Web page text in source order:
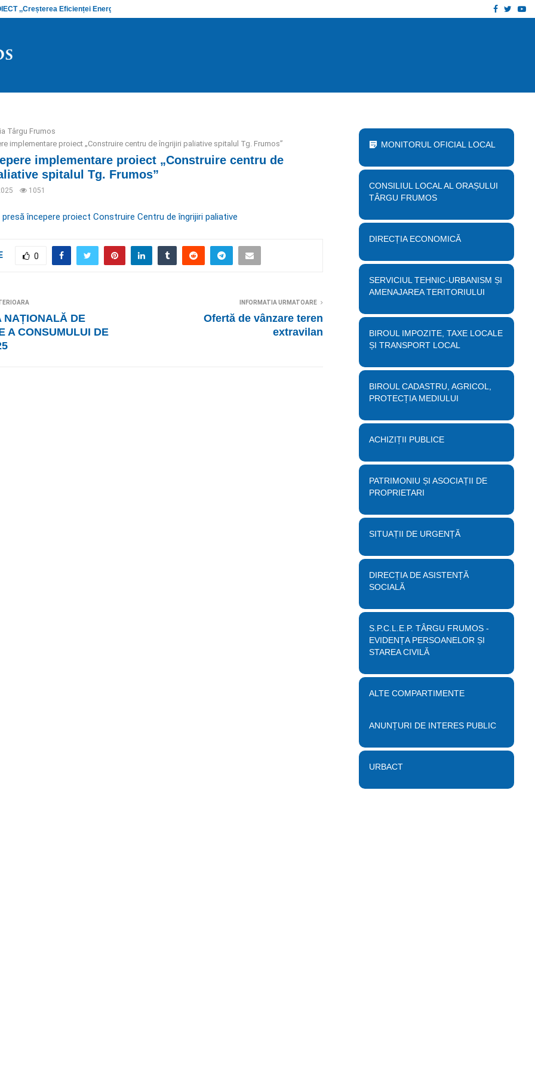
,,Creșterea Eficienței Energetice și… Facebook
Târgu Frumos
implementare proiect „Construire centru de îngrijiri paliative spitalul Tg. Frumos”
implementare proiect „Construire centru de
spitalul Tg. Frumos”
1051
începere proiect Construire Centru de îngrijiri paliative
0
NAȚIONALĂ DE
A CONSUMULUI DE
INFORMATIA URMATOARE
Ofertă de vânzare teren
extravilan
MONITORUL OFICIAL LOCAL
CONSILIUL LOCAL AL ORAȘULUI
TÂRGU FRUMOS
DIRECȚIA ECONOMICĂ
SERVICIUL TEHNIC-URBANISM ȘI
AMENAJAREA TERITORIULUI
BIROUL IMPOZITE, TAXE LOCALE
ȘI TRANSPORT LOCAL
BIROUL CADASTRU, AGRICOL,
PROTECȚIA MEDIULUI
ACHIZIȚII PUBLICE
PATRIMONIU ȘI ASOCIAȚII DE
PROPRIETARI
SITUAȚII DE URGENȚĂ
DIRECȚIA DE ASISTENȚĂ
SOCIALĂ
S.P.C.L.E.P. TÂRGU FRUMOS -
EVIDENȚA PERSOANELOR ȘI
STAREA CIVILĂ
ALTE COMPARTIMENTE
ANUNȚURI DE INTERES PUBLIC
URBACT